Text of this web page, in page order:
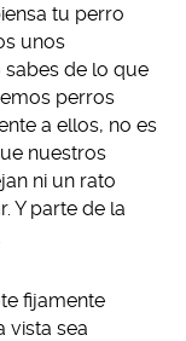
tu perro
unos
de lo que
perros
a ellos, no es
nuestros
ni un rato
Y parte de la
fijamente
vista sea